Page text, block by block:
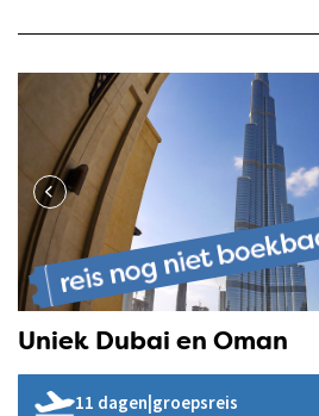
Uniek Dubai en Oman
11 dagen groepsreis